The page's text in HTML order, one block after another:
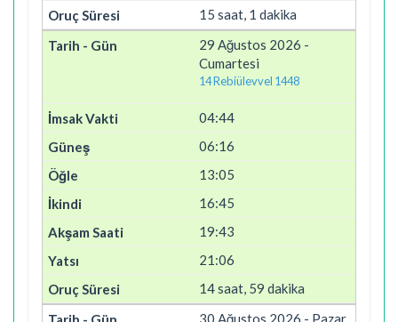
15 saat, 1 dakika
29 Ağustos 2026 -
Cumartesi
14 Rebiülevvel 1448
04:44
06:16
13:05
16:45
19:43
21:06
14 saat, 59 dakika
30 Ağustos 2026 - Pazar